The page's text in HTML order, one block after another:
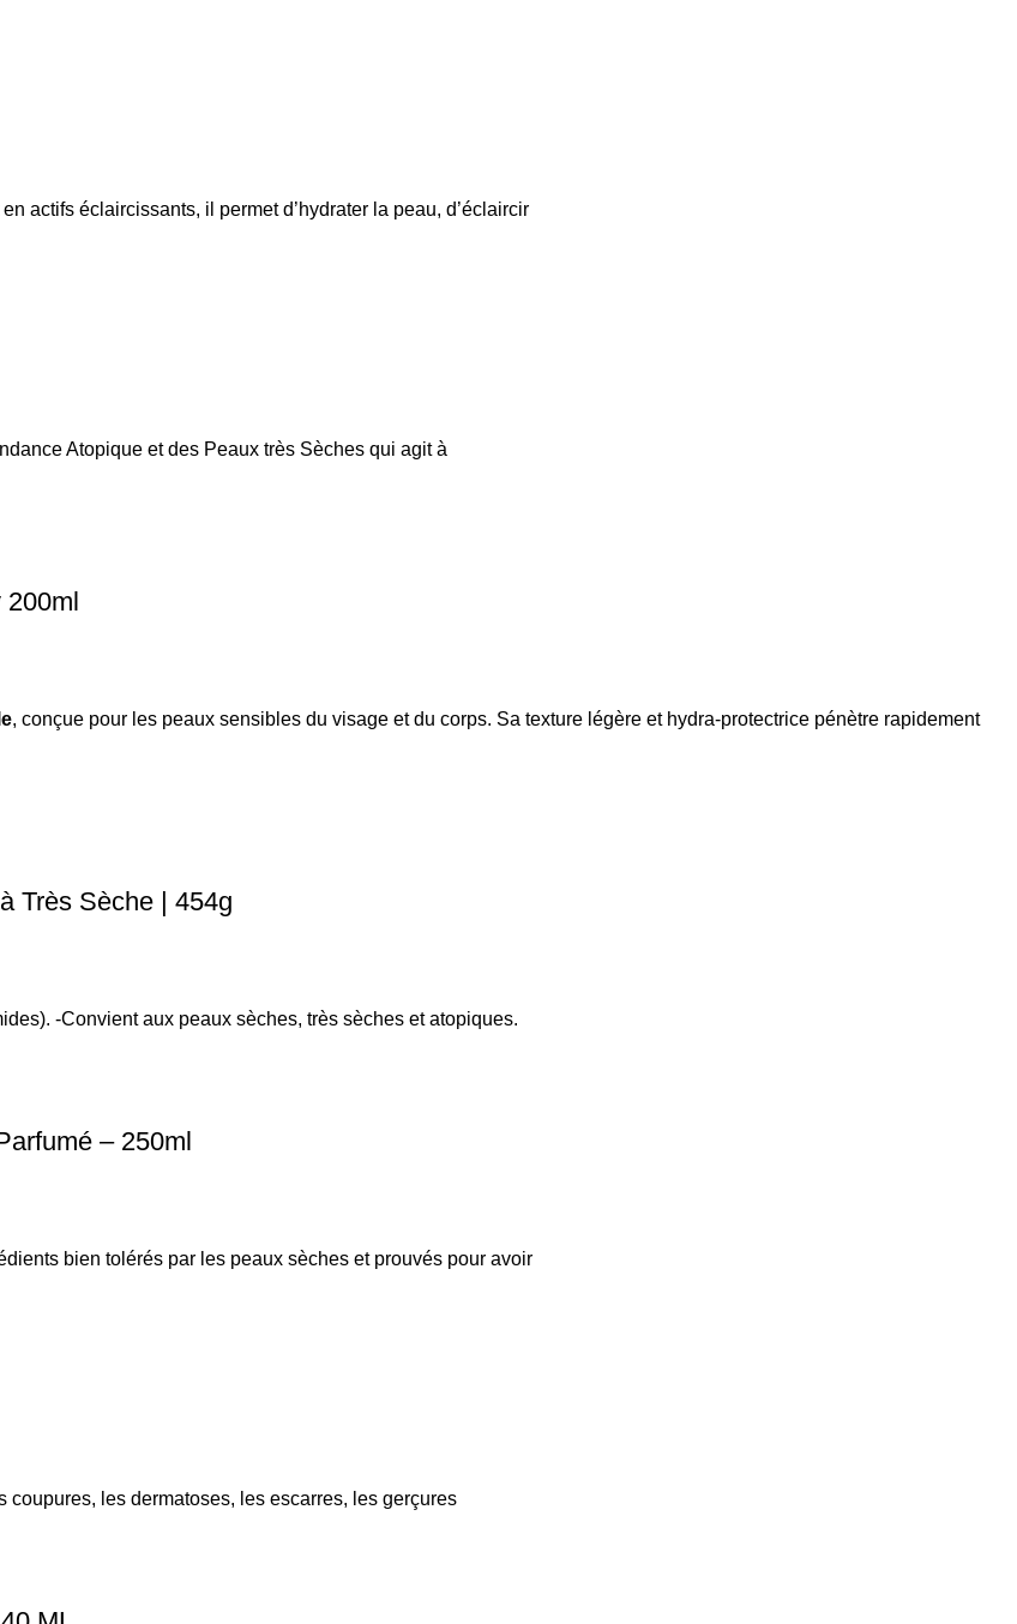
actifs éclaircissants, il permet d’hydrater la peau, d’éclaircir
Atopique et des Peaux très Sèches qui agit à
200ml
, conçue pour les peaux sensibles du visage et du corps. Sa texture légère et hydra-protectrice pénètre rapidement
Très Sèche | 454g
-Convient aux peaux sèches, très sèches et atopiques.
– 250ml
bien tolérés par les peaux sèches et prouvés pour avoir
coupures, les dermatoses, les escarres, les gerçures